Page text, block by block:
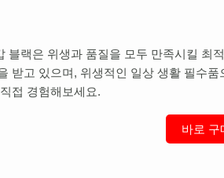
블랙은 위생과 품질을 모두 만족시킬 최
받고 있으며, 위생적인 일상 생활 필수
접 경험해보세요.
바로 구